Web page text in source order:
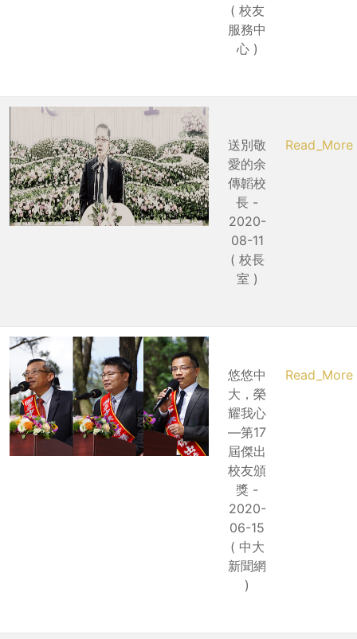
( 校友
服務中
心 )
送別敬
愛的余
傳韜校
長 -
2020-
08-11
( 校長
室 )
Read_More
悠悠中
大，榮
耀我心
—第17
屆傑出
校友頒
獎 -
2020-
06-15
( 中大
新聞網
)
Read_More